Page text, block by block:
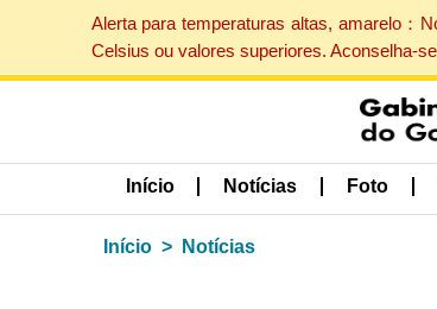
Alerta para temperaturas altas, amarelo：
Celsius ou valores superiores. Aconselha-
Início Notícias Foto
Início Notícias